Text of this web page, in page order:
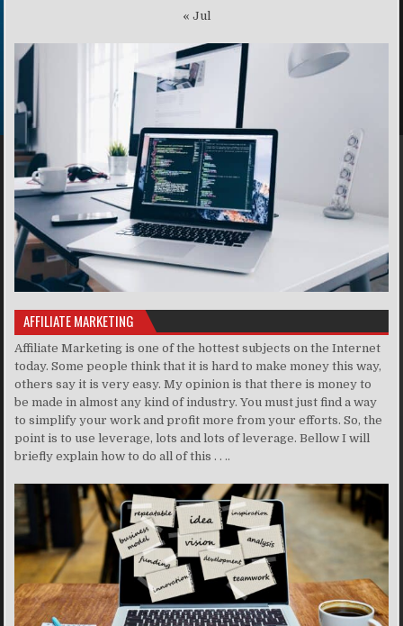
« Jul
AFFILIATE MARKETING
Affiliate Marketing is one of the hottest subjects on the Internet
today. Some people think that it is hard to make money this way,
others say it is very easy. My opinion is that there is money to
be made in almost any kind of industry. You must just find a way
to simplify your work and profit more from your efforts. So, the
point is to use leverage, lots and lots of leverage. Bellow I will
briefly explain how to do all of this . . ..